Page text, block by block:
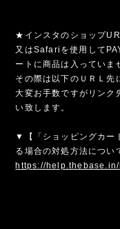
★インスタのショップ
又はSafariを使用して
ートに商品は入っていま
その際は以下のＵＲＬ先
大変お手数ですがリンク
い致します。
▼【「ショッピングカー
る場合の対処方法につい
https://